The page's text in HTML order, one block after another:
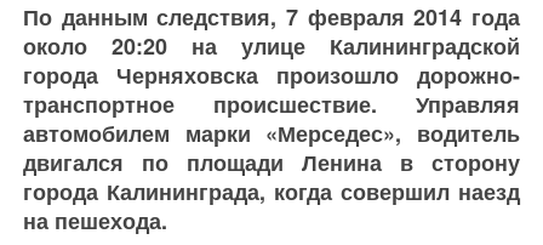
По данным следствия, 7 февраля 2014 года
около 20:20 на улице Калининградской
города Черняховска произошло дорожно-
транспортное происшествие. Управляя
автомобилем марки «Мерседес», водитель
двигался по площади Ленина в сторону
города Калининграда, когда совершил наезд
на пешехода.